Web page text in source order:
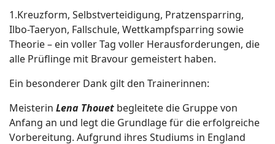
1.Kreuzform, Selbstverteidigung, Pratzensparring,
Ilbo-Taeryon, Fallschule, Wettkampfsparring sowie
Theorie – ein voller Tag voller Herausforderungen, die
alle Prüflinge mit Bravour gemeistert haben.
Ein besonderer Dank gilt den Trainerinnen:
Meisterin Lena Thouet begleitete die Gruppe von
Anfang an und legt die Grundlage für die erfolgreiche
Vorbereitung. Aufgrund ihres Studiums in England